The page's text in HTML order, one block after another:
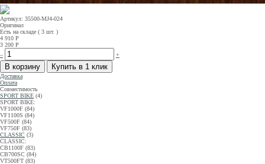
Артикул: 35500-MJ4-024
Оригинал
Есть на складе ( 3 шт. )
4 910 Р
3 200 Р
–
+
Доставка
Оплата
Совместимость
SPORT BIKE (4)
SPORT BIKE:
VF1000F (84)
VF1100S (84)
VF500F (84)
VF750F (83)
CLASSIC (3)
CLASSIC:
CB1100F (83)
CB700SC (84)
VT500FT (83)